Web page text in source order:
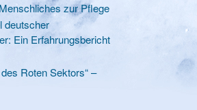
zur Pflege
deutscher
Ein Erfahrungsbericht
Roten Sektors“ –